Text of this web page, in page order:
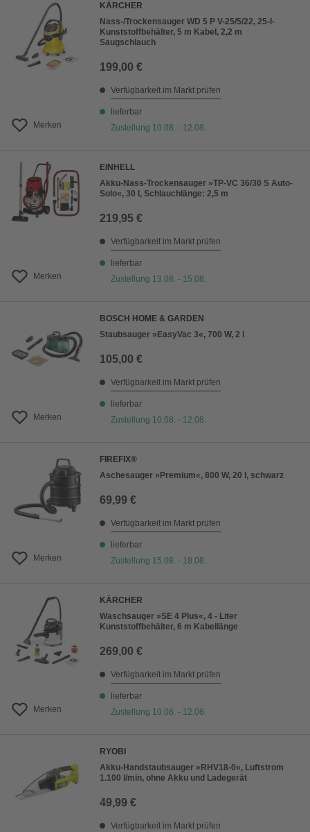
Merken
KÄRCHER
Nass-/Trockensauger WD 5 P V-25/5/22, 25-l-
Kunststoffbehälter, 5 m Kabel, 2,2 m
Saugschlauch
199,00 €
Verfügbarkeit im Markt prüfen
lieferbar
Zustellung 10.08. - 12.08.
Merken
EINHELL
Akku-Nass-Trockensauger »TP-VC 36/30 S Auto-
Solo«, 30 l, Schlauchlänge: 2,5 m
219,95 €
Verfügbarkeit im Markt prüfen
lieferbar
Zustellung 13.08. - 15.08.
Merken
BOSCH HOME & GARDEN
Staubsauger »EasyVac 3«, 700 W, 2 l
105,00 €
Verfügbarkeit im Markt prüfen
lieferbar
Zustellung 10.08. - 12.08.
Merken
FIREFIX®
Aschesauger »Premium«, 800 W, 20 l, schwarz
69,99 €
Verfügbarkeit im Markt prüfen
lieferbar
Zustellung 15.08. - 18.08.
Merken
KÄRCHER
Waschsauger »SE 4 Plus«, 4 - Liter
Kunststoffbehälter, 6 m Kabellänge
269,00 €
Verfügbarkeit im Markt prüfen
lieferbar
Zustellung 10.08. - 12.08.
RYOBI
Akku-Handstaubsauger »RHV18-0«, Luftstrom
1.100 l/min, ohne Akku und Ladegerät
49,99 €
Verfügbarkeit im Markt prüfen